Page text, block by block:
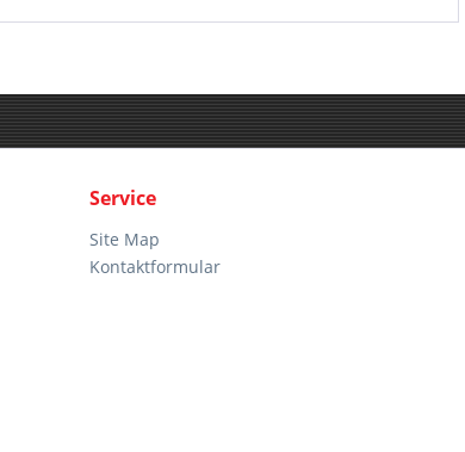
Service
Site Map
Kontaktformular